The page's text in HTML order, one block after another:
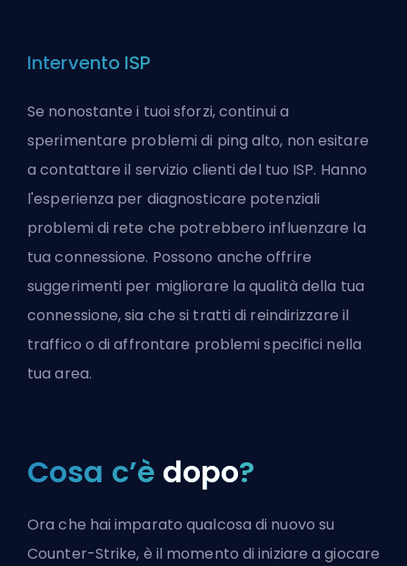
Intervento ISP
Se nonostante i tuoi sforzi, continui a
sperimentare problemi di ping alto, non esitare
a contattare il servizio clienti del tuo ISP. Hanno
l'esperienza per diagnosticare potenziali
problemi di rete che potrebbero influenzare la
tua connessione. Possono anche offrire
suggerimenti per migliorare la qualità della tua
connessione, sia che si tratti di reindirizzare il
traffico o di affrontare problemi specifici nella
tua area.
Cosa c’è dopo?
Ora che hai imparato qualcosa di nuovo su
Counter-Strike, è il momento di iniziare a giocare